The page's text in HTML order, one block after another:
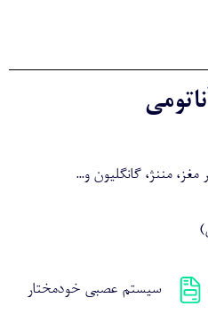
مغز، مننژ، گانگلیون و...
سیستم عصبی خودمختار